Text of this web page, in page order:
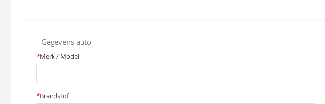
Gegevens auto
*Merk / Model
*Brandstof